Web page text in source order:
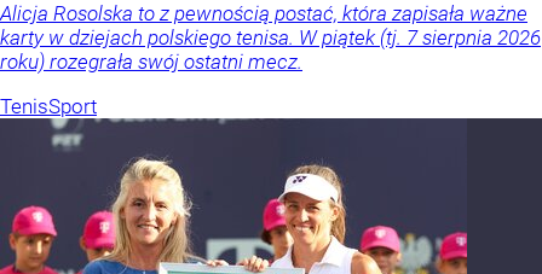
Alicja Rosolska to z pewnością postać, która zapisała ważne
karty w dziejach polskiego tenisa. W piątek (tj. 7 sierpnia 2026
roku) rozegrała swój ostatni mecz.
TenisSport